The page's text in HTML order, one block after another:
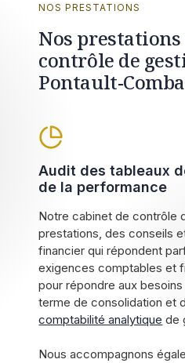
NOS PRESTATIONS
Nos
contrôle de
Pontault-
Audit des tableaux
de la performance
Notre cabinet de contrôle
prestations, des conseils
financier qui répondent
exigences comptables et
pour répondre aux
terme de consolidation et
comptabilité analytique de
Nous accompagnons